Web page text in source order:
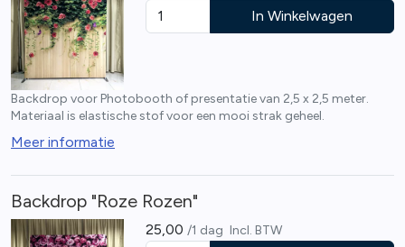
In Winkelwagen
Backdrop voor Photobooth of presentatie van 2,5 x 2,5 meter.
Materiaal is elastische stof voor een mooi strak geheel.
Meer informatie
Backdrop "Roze Rozen"
25,00 /1 dag Incl. BTW